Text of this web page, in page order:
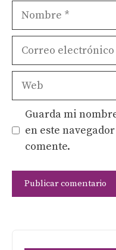
Nombre
Correo
Web
Guarda mi
en este
comente.